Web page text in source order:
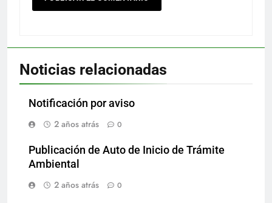
Noticias relacionadas
Notificación por aviso
2 años atrás
0
Publicación de Auto de Inicio de Trámite
Ambiental
2 años atrás
0